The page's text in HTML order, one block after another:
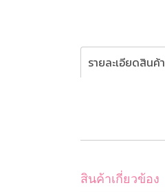
รายละเอียดสินค้า
สินค้าเกี่ยวข้อง